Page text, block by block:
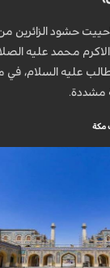
احييت حشود
محمد عليه
عليه السلام، في
مشددة.